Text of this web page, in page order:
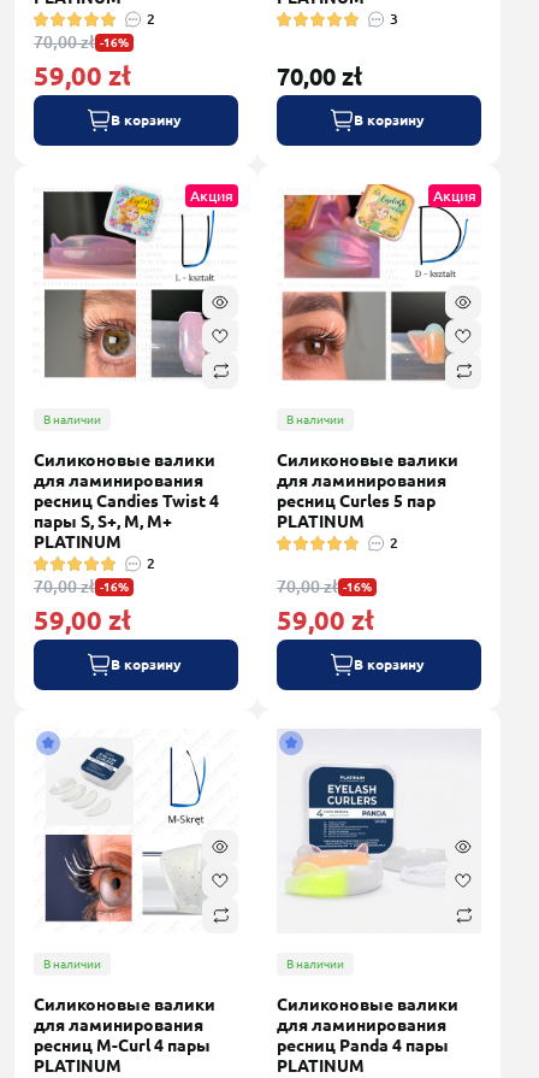
2
70,00 zł -16%
59,00 zł
В корзину
3
70,00 zł
В корзину
Акция
В наличии
Силиконовые валики
для ламинирования
ресниц Candies Twist 4
пары S, S+, M, M+
PLATINUM
2
70,00 zł -16%
59,00 zł
В корзину
Акция
В наличии
Силиконовые валики
для ламинирования
ресниц Curles 5 пар
PLATINUM
2
70,00 zł -16%
59,00 zł
В корзину
В наличии
Силиконовые валики
для ламинирования
ресниц M-Curl 4 пары
PLATINUM
В наличии
Силиконовые валики
для ламинирования
ресниц Panda 4 пары
PLATINUM